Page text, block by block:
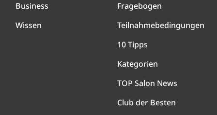
Business
Wissen
Fragebogen
Teilnahmebedingungen
10 Tipps
Kategorien
TOP Salon News
Club der Besten